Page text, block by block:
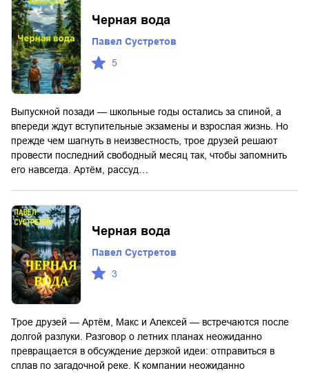
Черная вода
Павел Сустретов
5
Выпускной позади — школьные годы остались за спиной, а
впереди ждут вступительные экзамены и взрослая жизнь. Но
прежде чем шагнуть в неизвестность, трое друзей решают
провести последний свободный месяц так, чтобы запомнить
его навсегда. Артём, рассуд…
Черная вода
Павел Сустретов
3
Трое друзей — Артём, Макс и Алексей — встречаются после
долгой разлуки. Разговор о летних планах неожиданно
превращается в обсуждение дерзкой идеи: отправиться в
сплав по загадочной реке. К компании неожиданно